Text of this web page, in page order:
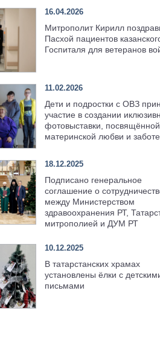
16.04.2026
Митрополит Кирилл
Пасхой пациентов
Госпиталя для ветеранов
11.02.2026
Дети и подростки с ОВЗ
участие в создании
фотовыставки, посвящённой
материнской любви и заботе
18.12.2025
Подписано генеральное
соглашение о
между Министерством
здравоохранения РТ,
митрополией и ДУМ РТ
10.12.2025
В татарстанских храмах
установлены ёлки с
письмами